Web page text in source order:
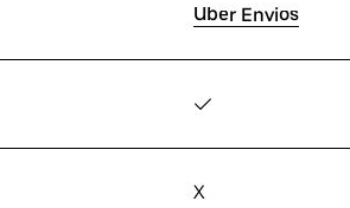
Uber Envios
✓
X